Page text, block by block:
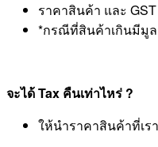
ราคาสินค้า และ GST
*กรณีที่สินค้าเกินมีมูล
จะได้ Tax คืนเท่าไหร่ ?
ให้นำราคาสินค้าที่เร